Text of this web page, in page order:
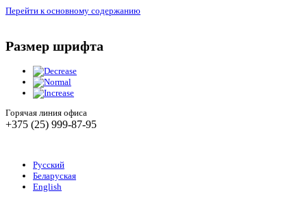
Перейти к основному содержанию
Размер шрифта
Горячая линия офиса
+375 (25) 999-87-95
Русский
Беларуская
English